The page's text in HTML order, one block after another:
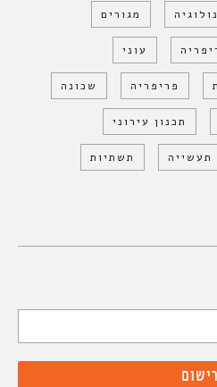
מגורים
עוני
פריפריה שכונה
תכנון עירוני
תעשייה תשתיות